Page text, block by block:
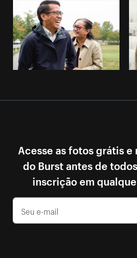
Acesse as fotos grátis
do Burst antes de
inscrição em